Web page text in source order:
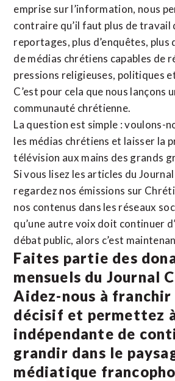
emprise sur l’information, nous
contraire qu’il faut plus de travail
reportages, plus d’enquêtes, plus
de médias chrétiens capables de
pressions religieuses, politiques
C’est pour cela que nous lançons
communauté chrétienne.
La question est simple : voulons-
les médias chrétiens et laisser la
télévision aux mains des grands
Si vous lisez les articles du
regardez nos émissions sur
nos contenus dans les réseaux
qu’une autre voix doit continuer
débat public, alors c’est
Faites partie des
mensuels du Journal
Aidez-nous à franchir
décisif et permettez
indépendante de
grandir dans le
médiatique